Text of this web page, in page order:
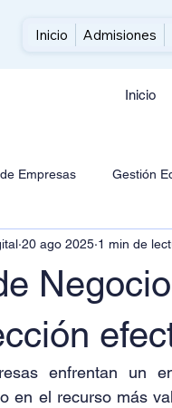
Inicio
Inicio Admisiones
Empresas Gestión
20 ago 2025 1 min de
enfrentan un
en el recurso más